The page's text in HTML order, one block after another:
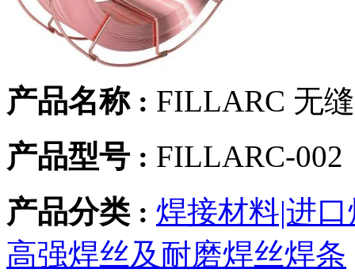
产品名称 : FILLARC 无
产品型号 : FILLARC-002
产品分类 : 焊接材料|进
高强焊丝及耐磨焊丝焊条